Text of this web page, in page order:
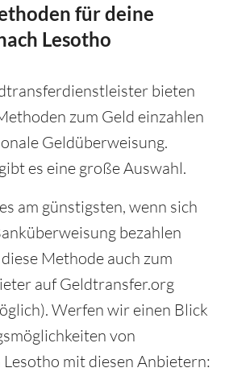
für deine
Lesotho
bieten
zum Geld einzahlen
Geldüberweisung.
es eine große Auswahl.
am günstigsten, wenn sich
bezahlen
Methode auch zum
auf Geldtransfer.org
Werfen wir einen Blick
von
mit diesen Anbietern: